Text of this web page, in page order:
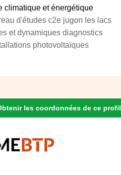
climatique et énergétique
d'études c2e jugon les lacs
et dynamiques diagnostics
photovoltaïques
les coordonnées de ce profil